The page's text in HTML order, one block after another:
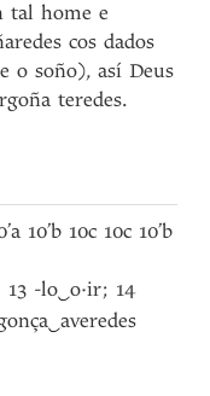
tal home e
cos dados
o soño), así Deus
teredes.
10’b 10c 10c 10’b
13 -lo ‿o·ir; 14
‿averedes